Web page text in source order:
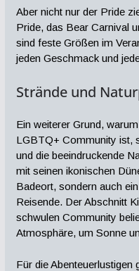
Aber nicht nur der Pride
Pride, das Bear Carnival
sind feste Größen im
jeden Geschmack und
Strände und
Ein weiterer Grund,
LGBTQ+ Community ist,
und die beeindruckende
mit seinen ikonischen
Badeort, sondern auch
Reisende. Der Abschnitt
schwulen Community
Atmosphäre, um Sonne
Für die Abenteuerlustigen